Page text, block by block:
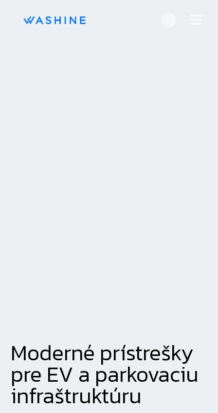
Moderné prístrešky
pre EV a parkovaciu
infraštruktúru